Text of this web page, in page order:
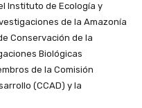
Instituto de Ecología y
de la Amazonía
Conservación de la
Biológicas
de la Comisión
(CCAD) y la